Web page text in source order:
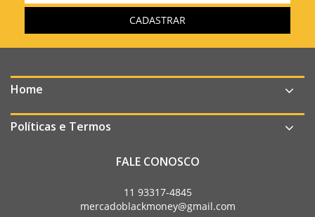
Home
Políticas e Termos
FALE CONOSCO
11 93317-4845
mercadoblackmoney@gmail.com